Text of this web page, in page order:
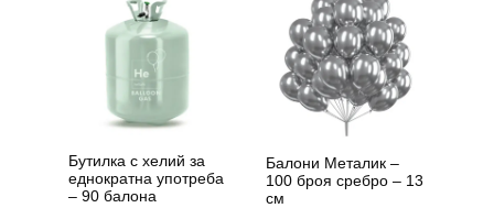
Бутилка с хелий за
еднократна употреба
– 90 балона
Балони Металик –
100 броя сребро – 13
см